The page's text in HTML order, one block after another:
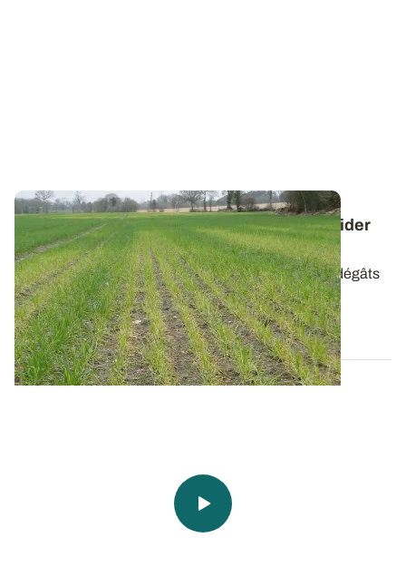
Accidents des cultures : des fiches pour aider
au diagnostic
Carence en manganèse, attaque de la septoriose, dégâts
de cécidomyies oranges...
20 DÉC. 2012